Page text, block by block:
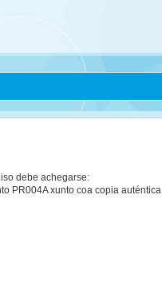
debe achegarse:
PR004A xunto coa copia auténtica